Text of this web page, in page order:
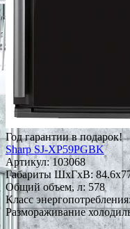
Год гарантии в подарок!
Sharp SJ-XP59PGBK
Артикул:103068
Габариты ШxГxВ:
Общий объем, л: 578
Класс
Размораживание